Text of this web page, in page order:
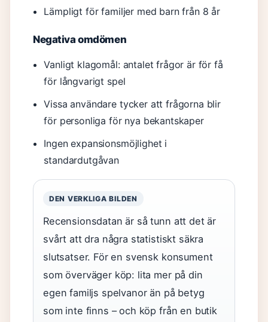
Lämpligt för familjer med barn från 8 år
Negativa omdömen
Vanligt klagomål: antalet frågor är för få
för långvarigt spel
Vissa användare tycker att frågorna blir
för personliga för nya bekantskaper
Ingen expansionsmöjlighet i
standardutgåvan
DEN VERKLIGA BILDEN
Recensionsdatan är så tunn att det är
svårt att dra några statistiskt säkra
slutsatser. För en svensk konsument
som överväger köp: lita mer på din
egen familjs spelvanor än på betyg
som inte finns – och köp från en butik